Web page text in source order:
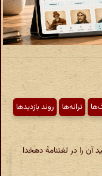
ترانه‌ها
روند بازدیدها
آن را در لغتنامهٔ دهخدا